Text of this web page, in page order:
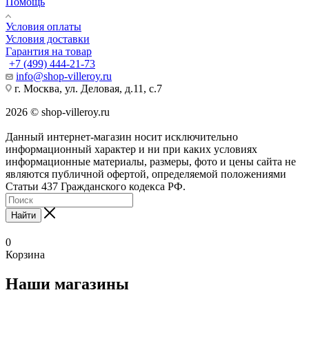
Условия оплаты
Условия доставки
Гарантия на товар
+7 (499) 444-21-73
info@shop-villeroy.ru
г. Москва, ул. Деловая, д.11, с.7
2026 © shop-villeroy.ru
Данный интернет-магазин носит исключительно
информационный характер и ни при каких условиях
информационные материалы, размеры, фото и цены сайта не
являются публичной офертой, определяемой положениями
Статьи 437 Гражданского кодекса РФ.
Найти
0
Корзина
Наши магазины